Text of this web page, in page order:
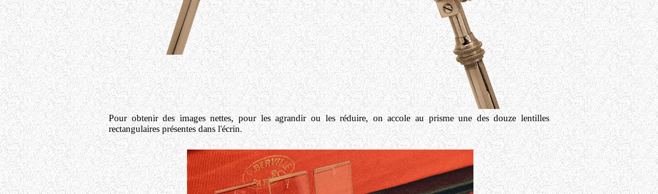
Pour obtenir des images nettes, pour les agrandir ou les réduire, on accole au prisme une des douze lentilles
rectangulaires présentes dans l'écrin.